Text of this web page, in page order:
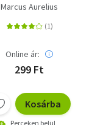
Marcus Aurelius
Online ár:
299 Ft
Kosárba
Perceken belül